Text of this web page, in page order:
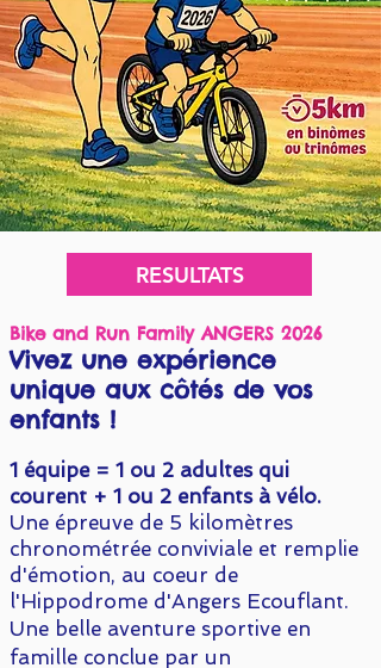
RESULTATS
Bike and Run Family ANGERS 2026
Vivez une expérience
unique aux côtés de vos
enfants !
1 équipe = 1 ou 2 adultes qui
courent + 1 ou 2 enfants à vélo.
Une épreuve de 5 kilomètres
chronométrée conviviale et remplie
d'émotion, au coeur de
l'Hippodrome d'Angers Ecouflant.
Une belle aventure sportive en
famille conclue par un